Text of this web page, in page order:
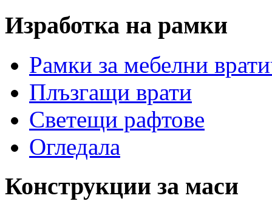
Изработка на рамки
Рамки за мебелни
Плъзгащи врати
Светещи рафтове
Огледала
Конструкции за маси